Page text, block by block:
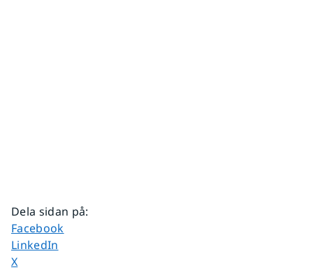
Dela sidan på:
Dela sidan på
Facebook
Dela sidan på
LinkedIn
Dela sidan på
X